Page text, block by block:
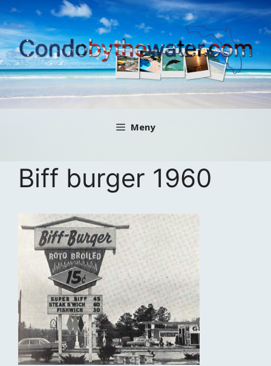
Hoppa
till
innehåll
Meny
Biff burger 1960